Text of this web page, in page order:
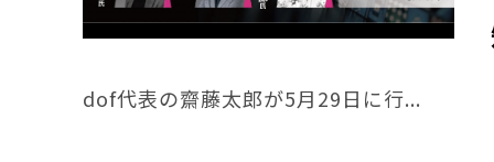
dof代表の齋藤太郎が5月29日に行...